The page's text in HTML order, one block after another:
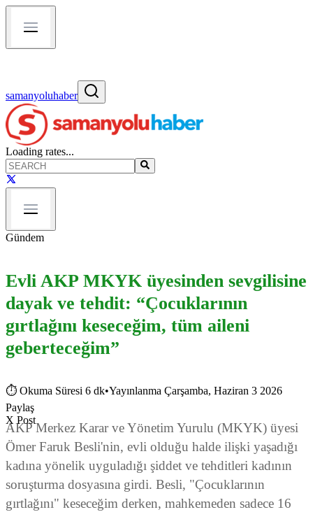
samanyoluhaber
Loading rates...
Gündem
Evli AKP MKYK üyesinden sevgilisine
dayak ve tehdit: “Çocuklarının
gırtlağını keseceğim, tüm aileni
geberteceğim”
⏱ Okuma Süresi 6 dk•Yayınlanma Çarşamba, Haziran 3 2026
Paylaş
X Post
AKP Merkez Karar ve Yönetim Yurulu (MKYK) üyesi
Ömer Faruk Besli'nin, evli olduğu halde ilişki yaşadığı
kadına yönelik uyguladığı şiddet ve tehditleri kadının
soruşturma dosyasına girdi. Besli, "Çocuklarının
gırtlağını" keseceğim derken, mahkemeden sadece 16